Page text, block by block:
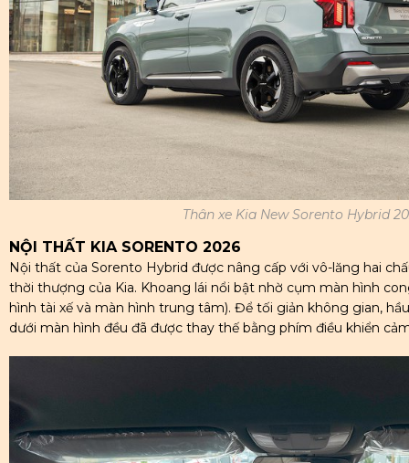
Thân xe Kia New Sorento Hybrid
NỘI THẤT KIA SORENTO 2026
Nội thất của Sorento Hybrid được nâng cấp với vô-lăng hai
thời thượng của Kia. Khoang lái nổi bật nhờ cụm màn hình
hình tài xế và màn hình trung tâm). Để tối giản không gian,
dưới màn hình đều đã được thay thế bằng phím điều khiển